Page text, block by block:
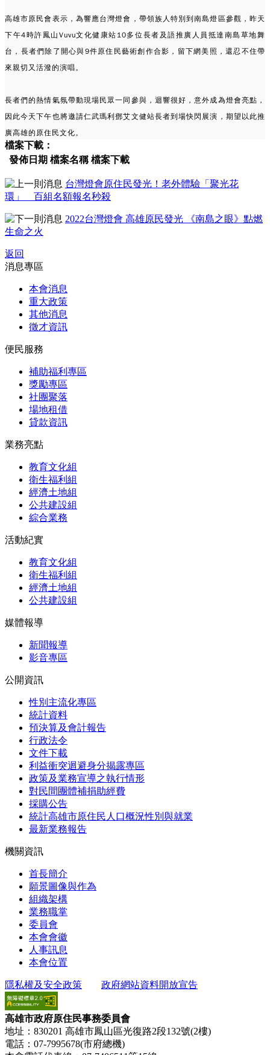
高雄市原民會表示，為響應台灣燈會，帶領族人特別到南島燈區參觀，昨天
下午4時許鳳山Vuvu文化健康站10多位長者及語推廣人員抵達南島草地舞
台，長者們除了開心與9件原住民藝術創作合影，留下網美照，還忍不住帶
來親切又活潑的演唱。
長者們的熱情氣氛帶動現場民眾一同參與，迴響很好，意外成為燈會亮點，
因此今天下午也將邀請仁武瑪利鄧艾文健站長者到場快閃展演，期望以此推
廣高雄的原住民文化。
檔案下載：
發佈日期 檔案名稱 檔案下載
台灣燈會原住民發光！老外體驗「聚光花
環」 百組名額報名秒殺
2022台灣燈會 高雄原民發光 《南島之眼》點燃
生命之火
返回
消息專區
本會消息
重大政策
其他消息
徵才資訊
便民服務
補助福利專區
獎勵專區
社團聚落
場地租借
貸款資訊
業務亮點
教育文化組
衛生福利組
經濟土地組
公共建設組
綜合業務
活動紀實
教育文化組
衛生福利組
經濟土地組
公共建設組
媒體報導
新聞報導
影音專區
公開資訊
性別主流化專區
統計資料
預決算及會計報告
行政法令
文件下載
利益衝突迴避身分揭露專區
政策及業務宣導之執行情形
對民間團體補捐助經費
採購公告
統計高雄市原住民人口概況性別與就業
最新業務報告
機關資訊
首長簡介
願景圖像與作為
組織架構
業務職掌
委員會
本會會徽
人事訊息
本會位置
隱私權及安全政策 政府網站資料開放宣告
高雄市政府原住民事務委員會
地址：830201 高雄市鳳山區光復路2段132號(2樓)
電話：07-7995678(市府總機)